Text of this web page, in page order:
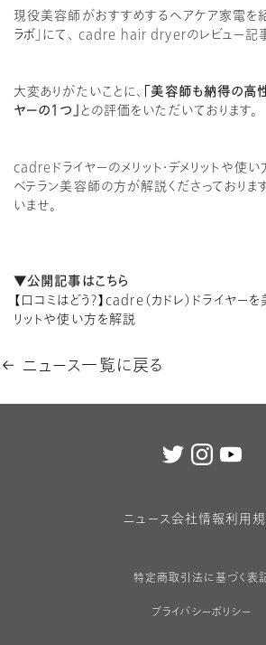
現役美容師がおすすめするヘアケア家電を紹
ラボ 」にて、 cadre hair dryerのレビュー記事
大変ありがたいことに、
美容師も納得の高
ヤーの1つ」
との評価をいただいております。
cadreドライヤーのメリット・デメリットや
ベテラン美容師の方が解説くださっておりま
いませ。
▼公開記事はこちら
【口コミはどう？】cadre（カドレ）ドライヤー
リットや使い方を解説
ニュース一覧に戻る
ニュース 会社情報 利用
特定商取引法に基づく表
プライバシーポリシー